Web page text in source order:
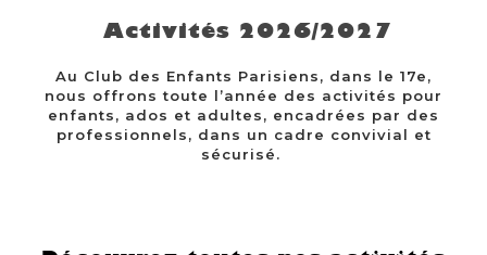
Activités 2026/2027
Au Club des Enfants Parisiens, dans le 17e,
nous offrons toute l’année des activités pour
enfants, ados et adultes, encadrées par des
professionnels, dans un cadre convivial et
sécurisé.